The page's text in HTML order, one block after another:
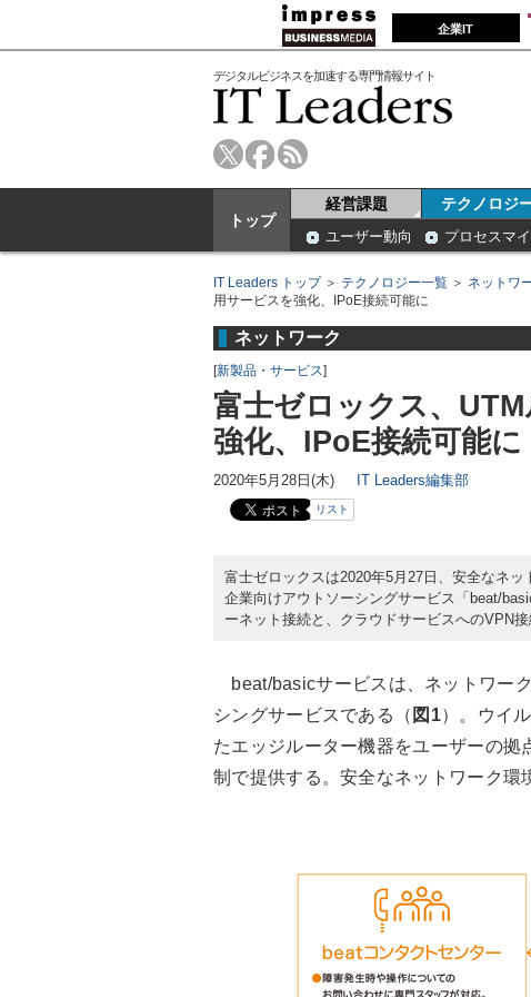
企業IT
デジタルビジネスを加速する専門情報サイト
トップ
経営課題 テクノロジ
ユーザー動向 プロセスマ
IT Leaders トップ＞ テクノロジー一覧 ＞ ネットワ
用サービスを強化、IPoE接続可能に
ネットワーク
[新製品・サービス]
富士ゼロックス、
強化、IPoE接続可能に
2020年5月28日(木) IT Leaders編集部
リスト
富士ゼロックスは2020年5月27日、安全なネ
企業向けアウトソーシングサービス「beat/
ーネット接続と、クラウドサービスへのVPN接
beat/basicサービスは、ネットワー
シングサービスである（ 図1）。ウイ
たエッジルーター機器をユーザーの
制で提供する。安全なネットワーク環